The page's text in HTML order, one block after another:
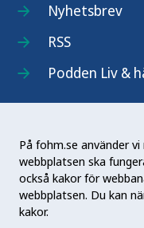
På fohm.se använder
webbplatsen ska
också kakor för
webbplatsen. Du kan
kakor.
Nyhetsbrev
RSS
Podden Liv &
folkhälsa. Det gör